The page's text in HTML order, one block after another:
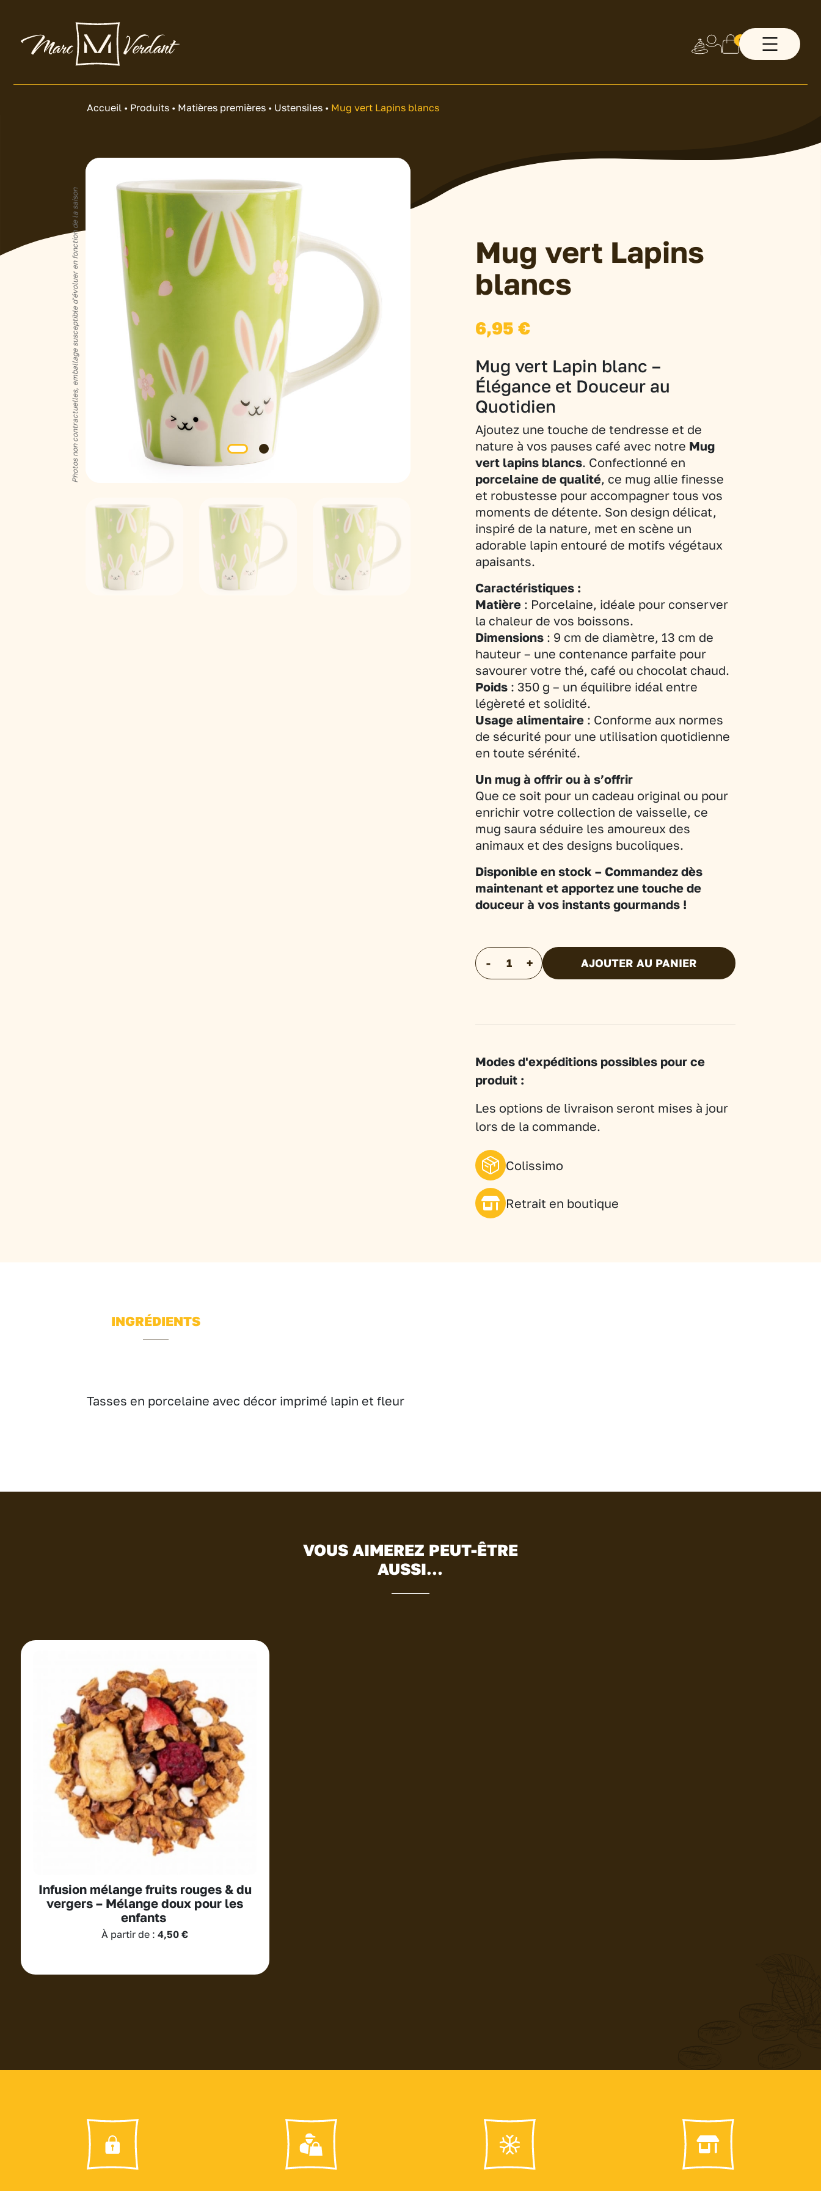
0
Accueil • Produits • Matières premières • Ustensiles • Mug vert Lapins blancs
Photos non contractuelles, emballage susceptible d'évoluer en fonction de la saison
Mug vert Lapins
blancs
6,95€
Mug vert Lapin blanc –
Élégance et Douceur au
Quotidien
Ajoutez une touche de tendresse et de
nature à vos pauses café avec notre Mug
vert lapins blancs. Confectionné en
porcelaine de qualité, ce mug allie finesse
et robustesse pour accompagner tous vos
moments de détente. Son design délicat,
inspiré de la nature, met en scène un
adorable lapin entouré de motifs végétaux
apaisants.
Caractéristiques :
Matière : Porcelaine, idéale pour conserver
la chaleur de vos boissons.
Dimensions : 9 cm de diamètre, 13 cm de
hauteur – une contenance parfaite pour
savourer votre thé, café ou chocolat chaud.
Poids : 350 g – un équilibre idéal entre
légèreté et solidité.
Usage alimentaire : Conforme aux normes
de sécurité pour une utilisation quotidienne
en toute sérénité.
Un mug à offrir ou à s’offrir
Que ce soit pour un cadeau original ou pour
enrichir votre collection de vaisselle, ce
mug saura séduire les amoureux des
animaux et des designs bucoliques.
Disponible en stock – Commandez dès
maintenant et apportez une touche de
douceur à vos instants gourmands !
quantité
de
Lapins
- + AJOUTER AU PANIER
Modes d'expéditions possibles pour ce
produit :
Les options de livraison seront mises à jour
lors de la commande.
Colissimo
Retrait en boutique
INGRÉDIENTS
Tasses en porcelaine avec décor imprimé lapin et fleur
VOUS AIMEREZ PEUT-ÊTRE
AUSSI…
Infusion mélange fruits rouges & du
vergers – Mélange doux pour les
enfants
À partir de :4,50€